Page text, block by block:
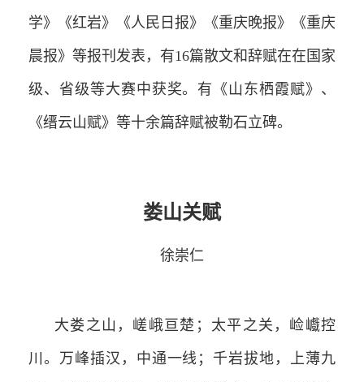
学》《红岩》《人民日报》《重庆晚报》《重庆
晨报》等报刊发表，有16篇散文和辞赋在在国家
级、省级等大赛中获奖。有《山东栖霞赋》、
《缙云山赋》等十余篇辞赋被勒石立碑。
娄山关赋
徐崇仁
大娄之山，嵯峨亘楚；太平之关，崄巇控
川。万峰插汉，中通一线；千岩拔地，上薄九